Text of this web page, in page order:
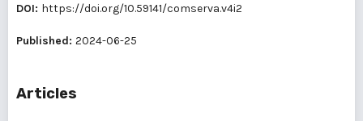
DOI: https://doi.org/10.59141/comserva.v4i2
Published: 2024-06-25
Articles